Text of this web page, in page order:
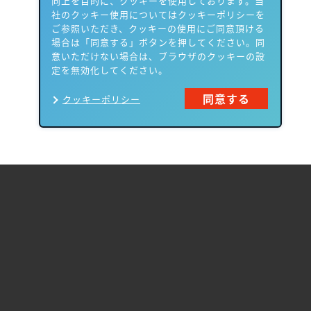
社のクッキー使用についてはクッキーポリシーを
ご参照いただき、クッキーの使用にご同意頂ける
場合は「同意する」ボタンを押してください。同
意いただけない場合は、ブラウザのクッキーの設
定を無効化してください。
クッキーポリシー 同意する